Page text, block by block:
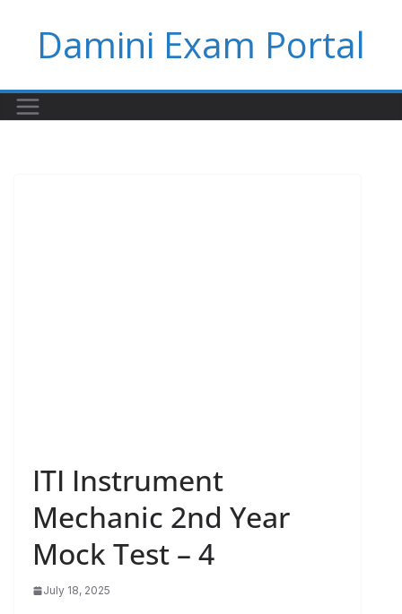
contentDamini Exam Portal
ITI Instrument
Mechanic 2nd Year
Mock Test – 4
July 18, 2025